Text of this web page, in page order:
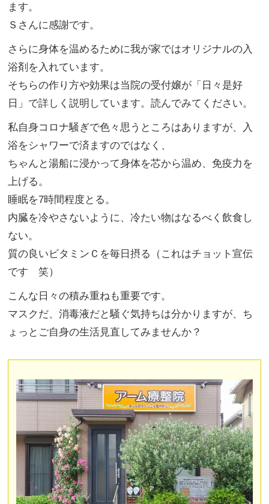
ます。
Ｓさんに感謝です。
さらに身体を温めるために我が家ではオリジナルの入
浴剤を入れています。
そちらの作り方や効果は当院の受付嬢が「日々是好
日」で詳しく説明しています。読んでみてください。
私自身コロナ騒ぎで色々思うところはありますが、入
浴をシャワーで済ますのではなく、
ちゃんと湯船に浸かって身体を芯から温め、免疫力を
上げる。
睡眠を7時間程度とる。
内臓を冷やさないように、冷たい物はなるべく飲食し
ない。
質の良いビタミンＣを毎日摂る（これはチョット宣伝
です 笑）
こんな日々の積み重ねも重要です。
マスクだ、消毒液だと騒ぐ気持ちは分かりますが、ち
ょっとご自身の生活見直してみませんか？